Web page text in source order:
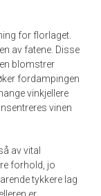
for florlaget.
av fatene. Disse
blomstrer
fordampingen
vinkjellere
vinen
av vital
forhold, jo
tykkere lag